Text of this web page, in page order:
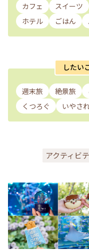
カフェ スイーツ
ホテル
ごはん
したい
週末旅 絶景旅
くつろぐ
いやさ
アクティビ